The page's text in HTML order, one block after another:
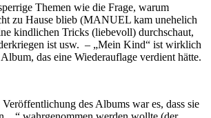
Themen wie die Frage, warum
zu Hause blieb (MANUEL kam unehelich
kindlichen Tricks (liebevoll) durchschaut,
ist usw. – „Mein Kind“ ist wirklich
das eine Wiederauflage verdient hätte.
des Albums war es, dass sie